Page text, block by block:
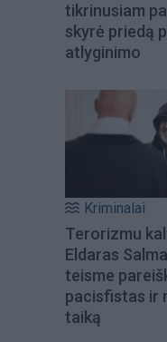
tikrinusiam
skyrė priedą
atlyginimo
Kriminalai
Terorizmu
Eldaras
teisme
pacisfistas ir
taiką